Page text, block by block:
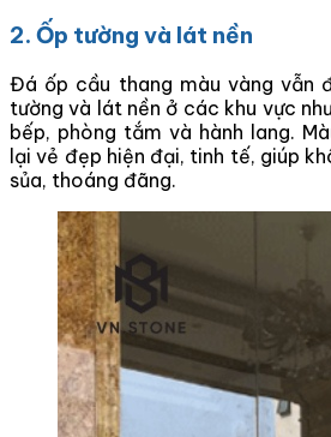
2. Ốp tường và lát nền
Đá ốp cầu thang màu vàng vẫn
tường và lát nền ở các khu vực
bếp, phòng tắm và hành lang.
lại vẻ đẹp hiện đại, tinh tế, giúp
sủa, thoáng đãng.